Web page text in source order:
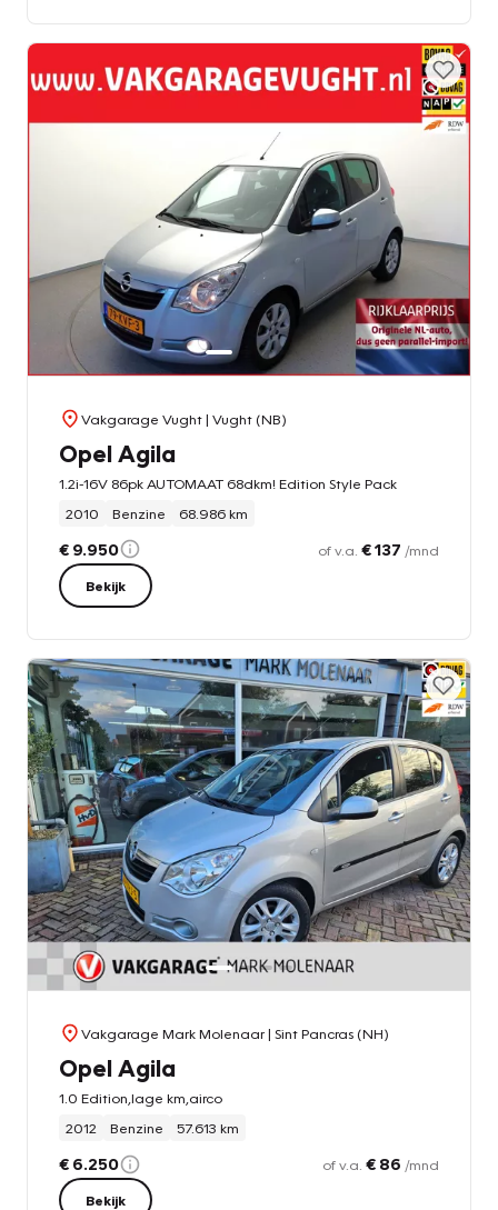
Vakgarage Vught| Vught (NB)
Opel Agila
1.2i-16V 86pk AUTOMAAT 68dkm! Edition Style Pack
2010
Benzine 68.986 km
€ 9.950 of v.a. € 137 /mnd
Bekijk
Vakgarage Mark Molenaar| Sint Pancras (NH)
Opel Agila
1.0 Edition,lage km,airco
2012
Benzine 57.613 km
€ 6.250 of v.a. € 86 /mnd
Bekijk